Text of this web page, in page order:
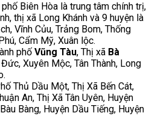
Biên Hòa là trung tâm chính trị,
thị xã Long Khánh và 9 huyện là
Vĩnh Củu, Trảng Bom, Thống
Cẩm Mỹ, Xuân lộc.
phố Vũng Tàu, Thị xã Bà
Đức, Xuyên Mộc, Tân Thành, Long
Thủ Dầu Một, Thị Xã Bến Cát,
An, Thị Xã Tân Uyên, Huyện
Bàng, Huyện Dầu Tiếng, Huyện